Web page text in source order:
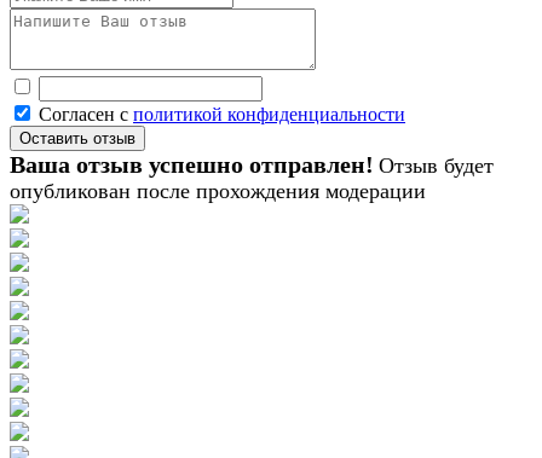
Согласен с политикой конфиденциальности
Ваша отзыв успешно отправлен! Отзыв будет
опубликован после прохождения модерации